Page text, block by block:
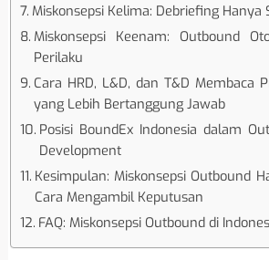
Miskonsepsi Kelima: Debriefing Hanya
Miskonsepsi Keenam: Outbound
Perilaku
Cara HRD, L&D, dan T&D Membaca
yang Lebih Bertanggung Jawab
Posisi BoundEx Indonesia dalam
Development
Kesimpulan: Miskonsepsi Outbound
Cara Mengambil Keputusan
FAQ: Miskonsepsi Outbound di